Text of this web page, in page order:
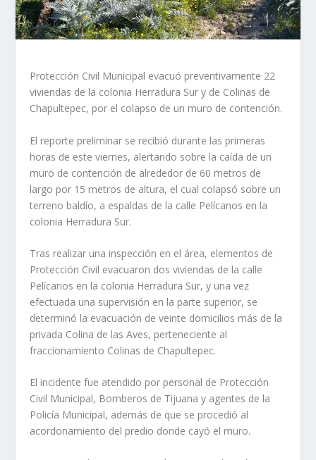
Protección Civil Municipal evacuó preventivamente 22
viviendas de la colonia Herradura Sur y de Colinas de
Chapultepec, por el colapso de un muro de contención.
El reporte preliminar se recibió durante las primeras
horas de este viernes, alertando sobre la caída de un
muro de contención de alrededor de 60 metros de
largo por 15 metros de altura, el cual colapsó sobre un
terreno baldío, a espaldas de la calle Pelícanos en la
colonia Herradura Sur.
Tras realizar una inspección en el área, elementos de
Protección Civil evacuaron dos viviendas de la calle
Pelícanos en la colonia Herradura Sur, y una vez
efectuada una supervisión en la parte superior, se
determinó la evacuación de veinte domicilios más de la
privada Colina de las Aves, perteneciente al
fraccionamiento Colinas de Chapultepec.
El incidente fue atendido por personal de Protección
Civil Municipal, Bomberos de Tijuana y agentes de la
Policía Municipal, además de que se procedió al
acordonamiento del predio donde cayó el muro.